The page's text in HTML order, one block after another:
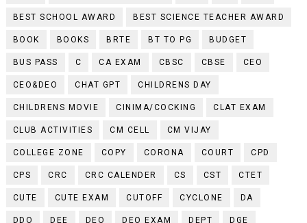
BEST SCHOOL AWARD BEST SCIENCE TEACHER AWARD
BOOK BOOKS BRTE BT TO PG BUDGET
BUS PASS C CA EXAM CBSC CBSE CEO
CEO&DEO CHAT GPT CHILDRENS DAY
CHILDRENS MOVIE CINIMA/COCKING CLAT EXAM
CLUB ACTIVITIES CM CELL CM VIJAY
COLLEGE ZONE COPY CORONA COURT CPD
CPS CRC CRC CALENDER CS CST CTET
CUTE CUTE EXAM CUTOFF CYCLONE DA
DDO DEE DEO DEO EXAM DEPT DGE